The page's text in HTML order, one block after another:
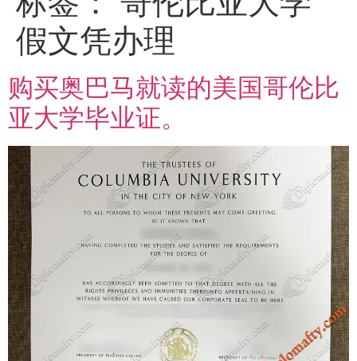
假文凭办理
购买奥巴马就读的美国哥伦比
亚大学毕业证。